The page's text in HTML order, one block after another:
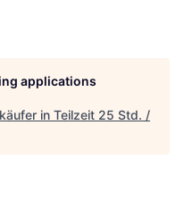
applications
in Teilzeit 25 Std. /